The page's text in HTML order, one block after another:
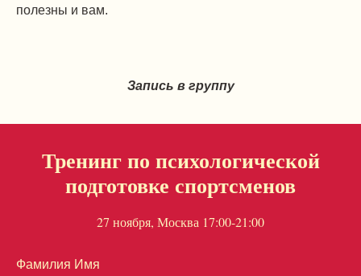
полезны и вам.
Запись в группу
Тренинг по психологической
подготовке спортсменов
27 ноября, Москва 17:00-21:00
Фамилия Имя